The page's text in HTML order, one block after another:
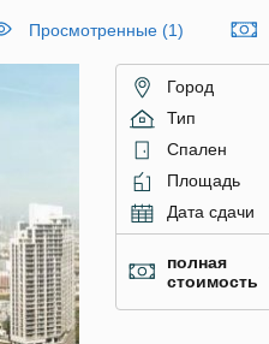
Просмотренные (1)
Город
Тип
Спален
Площадь
Дата сдачи
полная
стоимость